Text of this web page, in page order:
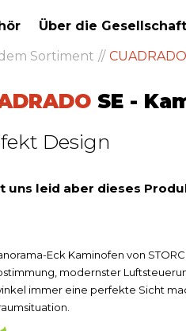
Über die Gesellschaft
Sortiment CUADRADO
SE -
Design
uns leid aber dieses
Eck Kaminofen von
modernster
immer eine perfekte Sicht